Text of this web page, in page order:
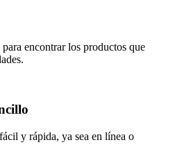
encontrar los productos que
y rápida, ya sea en línea o